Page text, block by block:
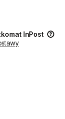
InPost
ewentualnych